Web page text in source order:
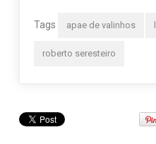
Tags apae de valinhos
roberto seresteiro